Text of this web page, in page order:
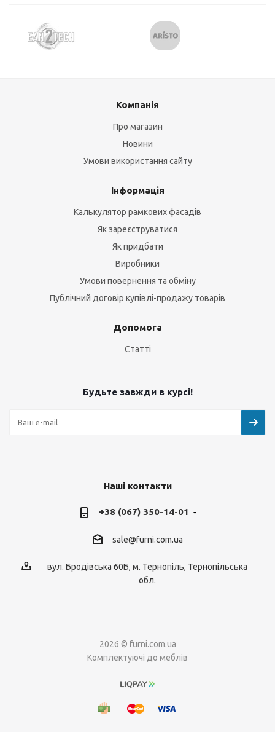
Компанія
Про магазин
Новини
Умови використання сайту
Інформація
Калькулятор рамкових фасадів
Як зареєструватися
Як придбати
Виробники
Умови повернення та обміну
Публічний договір купівлі-продажу товарів
Допомога
Статті
Будьте завжди в курсі!
Наші контакти
+38 (067) 350-14-01
sale@furni.com.ua
вул. Бродівська 60Б, м. Тернопіль, Тернопільська
обл.
2026 © furni.com.ua
Комплектуючі до меблів